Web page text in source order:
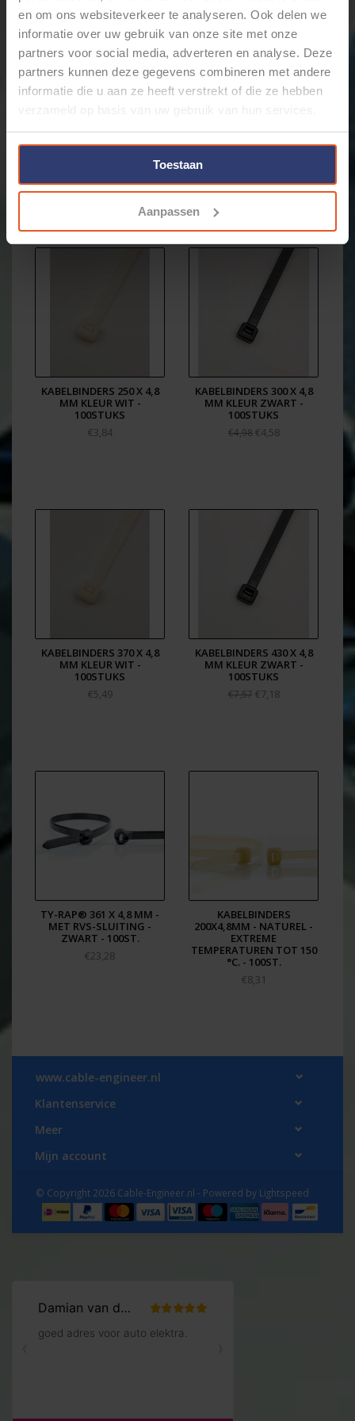
en om ons websiteverkeer te analyseren. Ook delen we
informatie over uw gebruik van onze site met onze
partners voor social media, adverteren en analyse. Deze
partners kunnen deze gegevens combineren met andere
informatie die u aan ze heeft verstrekt of die ze hebben
verzameld op basis van uw gebruik van hun services.
Toestaan
Aanpassen
kabelbinders van max. 4,8 mm breed in de kleur
Deze plakzadels zijn gemaakt vanPolyamide 6.6 . Dit
UV-bestendig
werktemperatuur van -40°C t/m +85°C.
Gerelateerde producten
KABELBINDERS 250 X 4,8
MM KLEUR WIT -
100STUKS
€3,84
KABELBINDERS 300 X 4,8
MM KLEUR ZWART -
100STUKS
€4,98€4,58
KABELBINDERS 370 X 4,8
MM KLEUR WIT -
100STUKS
€5,49
KABELBINDERS 430 X 4,8
MM KLEUR ZWART -
100STUKS
€7,57 €7,18
TY-RAP® 361 X 4,8 MM -
MET RVS-SLUITING -
ZWART - 100ST.
€23,28
KABELBINDERS
200X4,8MM - NATUREL -
EXTREME
TEMPERATUREN TOT 150
°C. - 100ST.
€8,31
www.cable-engineer.nl
Klantenservice
Meer
Mijn account
© Copyright 2026 Cable-Engineer.nl - Powered by Lightspeed